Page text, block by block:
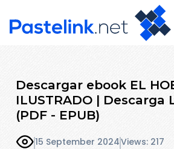
Descargar ebook EL
ILUSTRADO | Descarga
(PDF - EPUB)
15 September 2024Views: 217